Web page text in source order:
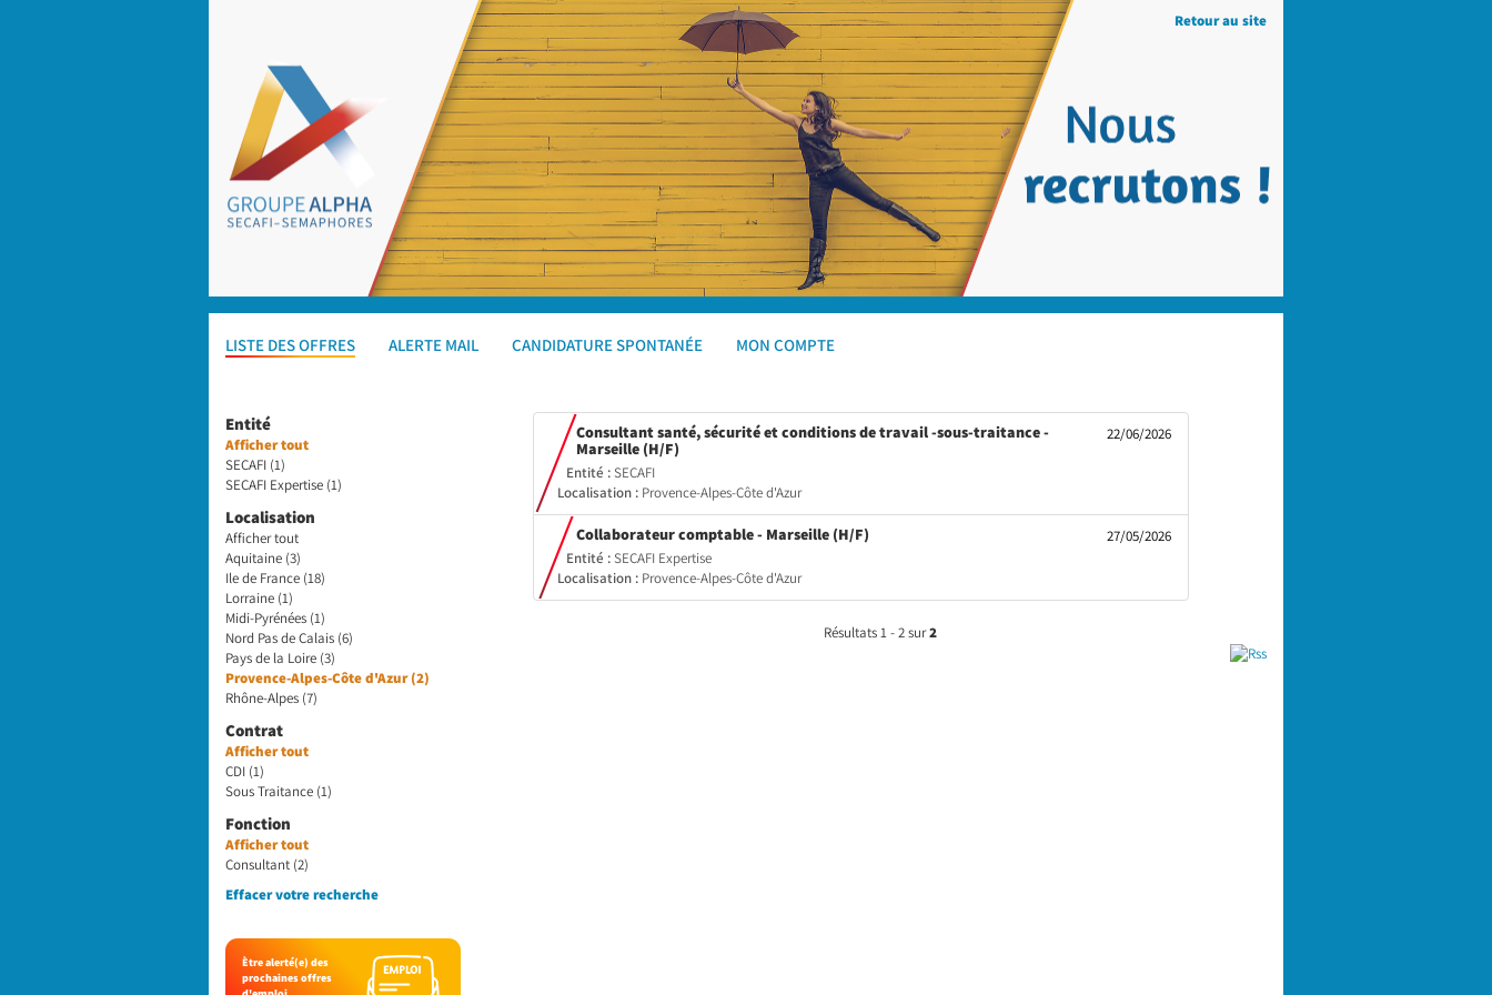
Retour au site
LISTE DES OFFRES ALERTE MAIL CANDIDATURE SPONTANÉE MON COMPTE
Entité
Afficher tout
SECAFI (1)
SECAFI Expertise (1)
Localisation
Afficher tout
Aquitaine (3)
Ile de France (18)
Lorraine (1)
Midi-Pyrénées (1)
Nord Pas de Calais (6)
Pays de la Loire (3)
Provence-Alpes-Côte d'Azur (2)
Rhône-Alpes (7)
Contrat
Afficher tout
CDI (1)
Sous Traitance (1)
Fonction
Afficher tout
Consultant (2)
Effacer votre recherche
Ètre alerté(e) des
prochaines offres
22/06/2026
Consultant santé, sécurité et conditions de travail -sous-traitance -
Marseille (H/F)(Nouvelle
Entité :SECAFI
Localisation : Provence-Alpes-Côte d'Azur
27/05/2026
Collaborateur comptable - Marseille (H/F)(Nouvelle
Entité :SECAFI Expertise
Localisation : Provence-Alpes-Côte d'Azur
Résultats 1 - 2 sur2